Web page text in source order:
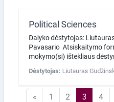
Political Sciences
Dalyko dėstytojas:
Pavasario Atsiskaitymo
mokymo(si) ištekliaus
Dėstytojas: Liutauras
« Ankstesnis puslapis
1 1 puslapis
2 2 puslapis
3 3 44